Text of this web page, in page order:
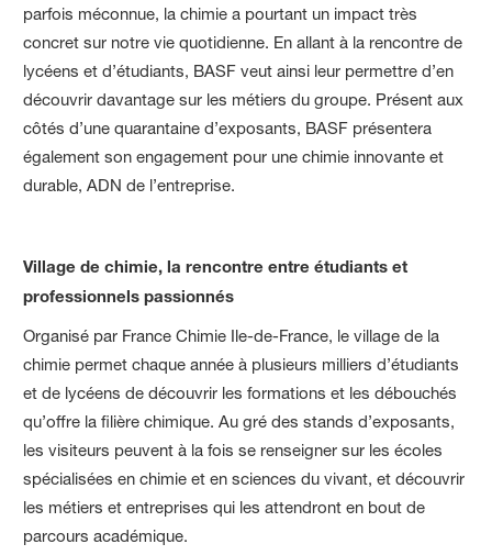
parfois méconnue, la chimie a pourtant un impact très
concret sur notre vie quotidienne. En allant à la rencontre de
lycéens et d’étudiants, BASF veut ainsi leur permettre d’en
découvrir davantage sur les métiers du groupe. Présent aux
côtés d’une quarantaine d’exposants, BASF présentera
également son engagement pour une chimie innovante et
durable, ADN de l’entreprise.
Village de chimie, la rencontre entre étudiants et
professionnels passionnés
Organisé par France Chimie Ile-de-France, le village de la
chimie permet chaque année à plusieurs milliers d’étudiants
et de lycéens de découvrir les formations et les débouchés
qu’offre la filière chimique. Au gré des stands d’exposants,
les visiteurs peuvent à la fois se renseigner sur les écoles
spécialisées en chimie et en sciences du vivant, et découvrir
les métiers et entreprises qui les attendront en bout de
parcours académique.